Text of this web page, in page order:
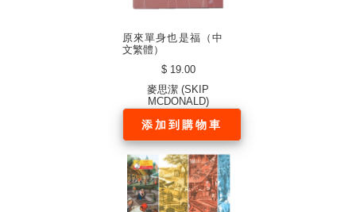
原來單身也是福（中
文繁體）
$ 19.00
麥思潔 (SKIP
MCDONALD)
添加到購物車